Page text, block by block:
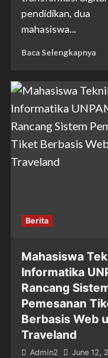
pendidikan, dua
mahasiswa...
Baca Selengkapnya
Berita
Mahasiswa
Informatika
Rancang
Pemesanan
Berbasis Web
Traveland
Admin2
June 12,